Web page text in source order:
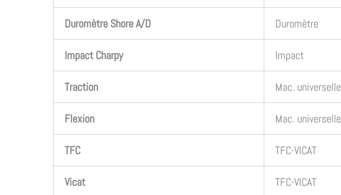
Duromètre Shore A/D Duromètre
Impact Charpy Impact
Traction Mac. universelle
Flexion Mac. universelle
TFC TFC-VICAT
Vicat TFC-VICAT